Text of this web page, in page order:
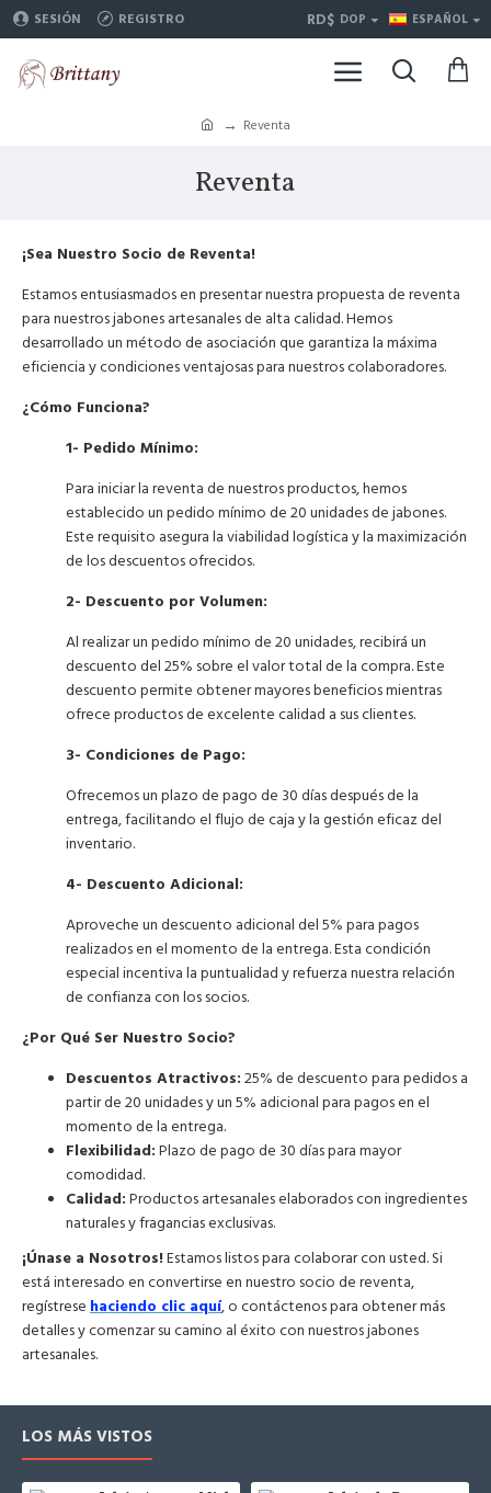
SESIÓN REGISTRO RD$ DOP ESPAÑOL
Reventa
Reventa
¡Sea Nuestro Socio de Reventa!
Estamos entusiasmados en presentar nuestra propuesta de reventa
para nuestros jabones artesanales de alta calidad. Hemos
desarrollado un método de asociación que garantiza la máxima
eficiencia y condiciones ventajosas para nuestros colaboradores.
¿Cómo Funciona?
1- Pedido Mínimo:
Para iniciar la reventa de nuestros productos, hemos
establecido un pedido mínimo de 20 unidades de jabones.
Este requisito asegura la viabilidad logística y la maximización
de los descuentos ofrecidos.
2- Descuento por Volumen:
Al realizar un pedido mínimo de 20 unidades, recibirá un
descuento del 25% sobre el valor total de la compra. Este
descuento permite obtener mayores beneficios mientras
ofrece productos de excelente calidad a sus clientes.
3- Condiciones de Pago:
Ofrecemos un plazo de pago de 30 días después de la
entrega, facilitando el flujo de caja y la gestión eficaz del
inventario.
4- Descuento Adicional:
Aproveche un descuento adicional del 5% para pagos
realizados en el momento de la entrega. Esta condición
especial incentiva la puntualidad y refuerza nuestra relación
de confianza con los socios.
¿Por Qué Ser Nuestro Socio?
Descuentos Atractivos: 25% de descuento para pedidos a
partir de 20 unidades y un 5% adicional para pagos en el
momento de la entrega.
Flexibilidad: Plazo de pago de 30 días para mayor
comodidad.
Calidad: Productos artesanales elaborados con ingredientes
naturales y fragancias exclusivas.
¡Únase a Nosotros!Estamos listos para colaborar con usted. Si
está interesado en convertirse en nuestro socio de reventa,
regístrese haciendo clic aquí, o contáctenos para obtener más
detalles y comenzar su camino al éxito con nuestros jabones
artesanales.
LOS MÁS VISTOS